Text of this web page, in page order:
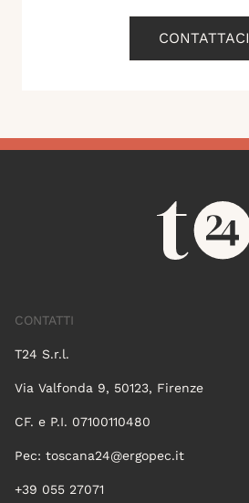
CONTATTACI
CONTATTI
T24 S.r.l.
Via Valfonda 9, 50123, Firenze
CF. e P.I. 07100110480
Pec: toscana24@ergopec.it
+39 055 27071